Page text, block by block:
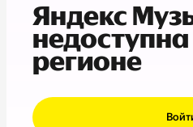
Яндекс
регионе